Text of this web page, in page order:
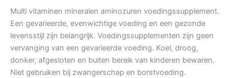
Multi vitaminen mineralen aminozuren voedingssupplement.
Een gevarieerde, evenwichtige voeding en een gezonde
levensstijl zijn belangrijk. Voedingssupplementen zijn geen
vervanging van een gevarieerde voeding. Koel, droog,
donker, afgesloten en buiten bereik van kinderen bewaren.
Niet gebruiken bij zwangerschap en borstvoeding.